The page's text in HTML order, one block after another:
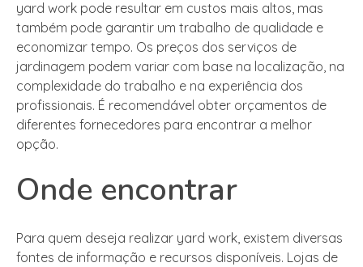
yard work pode resultar em custos mais altos, mas
também pode garantir um trabalho de qualidade e
economizar tempo. Os preços dos serviços de
jardinagem podem variar com base na localização, na
complexidade do trabalho e na experiência dos
profissionais. É recomendável obter orçamentos de
diferentes fornecedores para encontrar a melhor
opção.
Onde encontrar
Para quem deseja realizar yard work, existem diversas
fontes de informação e recursos disponíveis. Lojas de